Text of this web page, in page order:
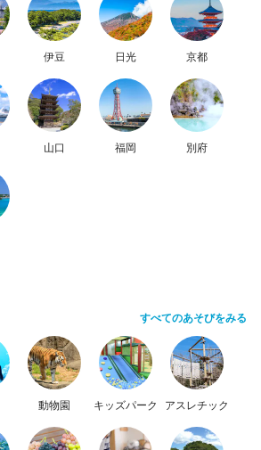
伊豆 日光 京都
山口 福岡 別府
すべてのあそびをみる
動物園 キッズパーク アスレチック